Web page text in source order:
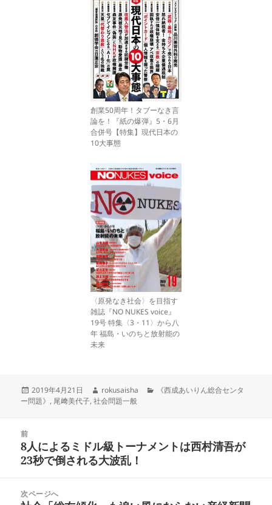
創業50周年！タブーなき言
論を！『紙の爆弾』5・6月
合併号【特集】現代日本の
10大事態
〈原発なき社会〉を目指す
雑誌『NO NUKES voice』
19号 特集〈3・11〉から八
年 福島・いのちと放射能の
未来
投
稿
2019年4月21日
作
成
rokusaisha
カ《西成あいりん総合センタ
ー問題》,尾﨑美代子,社会問題一般
前
前
の
稿:
8人によるミドル級トーナメントは西村清吾が
23秒で倒される大波乱！
次ページへ